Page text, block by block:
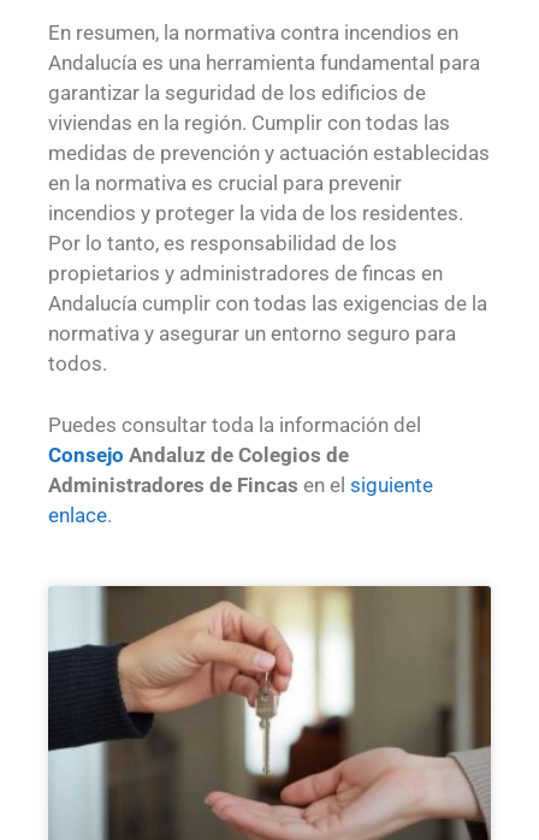
En resumen, la normativa contra incendios en
Andalucía es una herramienta fundamental para
garantizar la seguridad de los edificios de
viviendas en la región. Cumplir con todas las
medidas de prevención y actuación establecidas
en la normativa es crucial para prevenir
incendios y proteger la vida de los residentes.
Por lo tanto, es responsabilidad de los
propietarios y administradores de fincas en
Andalucía cumplir con todas las exigencias de la
normativa y asegurar un entorno seguro para
todos.
Puedes consultar toda la información del
Consejo Andaluz de Colegios de
Administradores de Fincas en el siguiente
enlace.